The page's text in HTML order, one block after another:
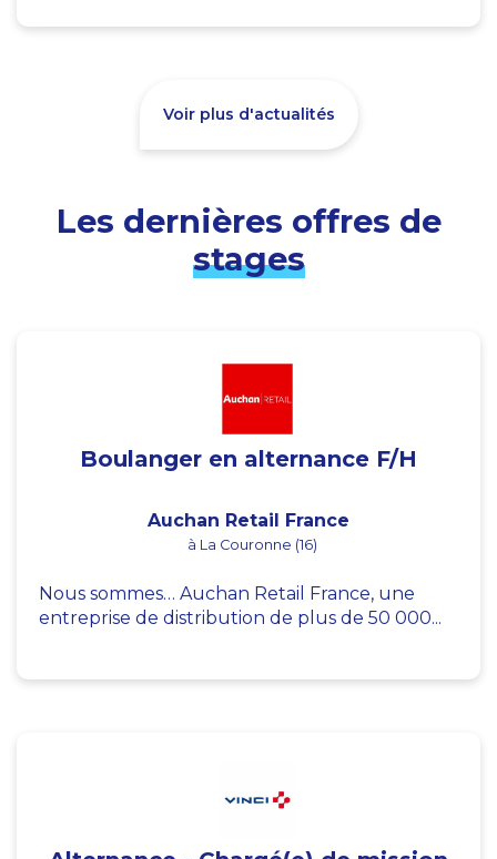
Voir plus d'actualités
Les dernières offres de
stages
Boulanger en alternance F/H
Auchan Retail France
à La Couronne (16)
Nous sommes… Auchan Retail France, une
entreprise de distribution de plus de 50 000...